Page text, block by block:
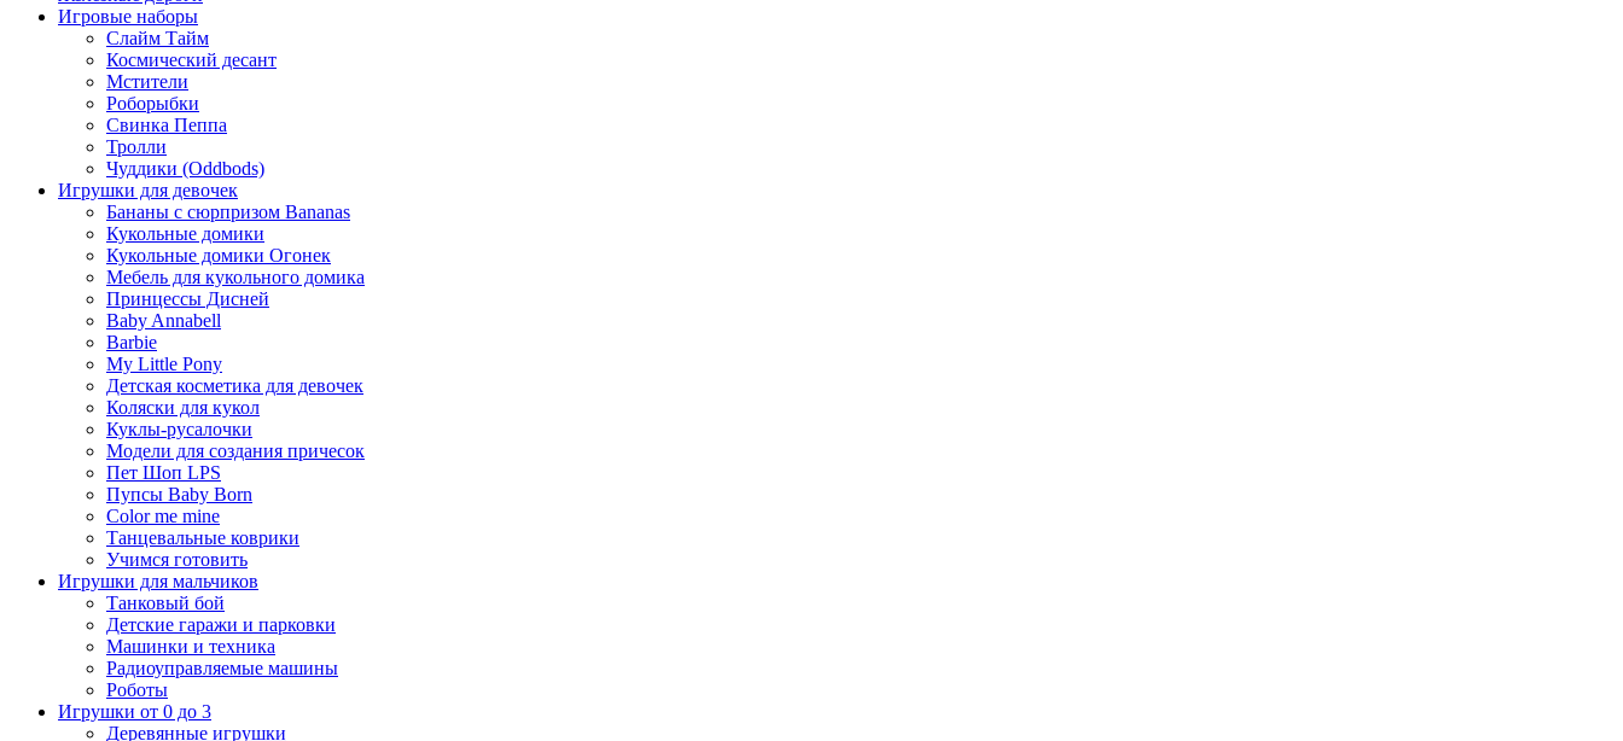
Игровые наборы
Слайм Тайм
Космический десант
Мстители
Роборыбки
Свинка Пеппа
Тролли
Чуддики (Oddbods)
Игрушки для девочек
Бананы с сюрпризом Bananas
Кукольные домики
Кукольные домики Огонек
Мебель для кукольного домика
Принцессы Дисней
Baby Annabell
Barbie
My Little Pony
Детская косметика для девочек
Коляски для кукол
Куклы-русалочки
Модели для создания причесок
Пет Шоп LPS
Пупсы Baby Born
Сolor me mine
Танцевальные коврики
Учимся готовить
Игрушки для мальчиков
Танковый бой
Детские гаражи и парковки
Машинки и техника
Радиоуправляемые машины
Роботы
Игрушки от 0 до 3
Деревянные игрушки